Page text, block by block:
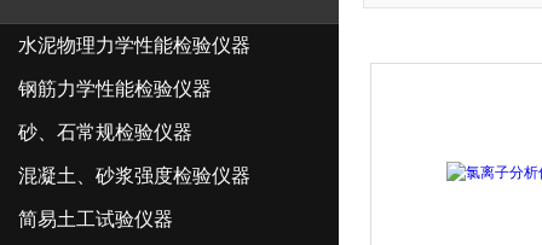
水泥物理力学性能检验仪器
钢筋力学性能检验仪器
砂、石常规检验仪器
混凝土、砂浆强度检验仪器
简易土工试验仪器